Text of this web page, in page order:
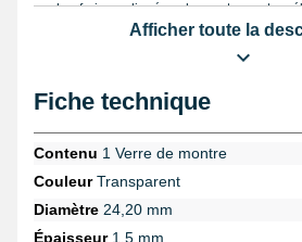
chanfrein appliqué sur le pourtour est un
essentiel qui facilite le montage et garantit
Pour un ajustement optimal, il est
précision, outil incontournable qui vous
mesures fiables avant toute manutention
du polissage, si vous souhaitez restaurer
minéral sans le remplacer, le recours à un
Afficher toute la
Fiche technique
Contenu 1 Verre de montre
CouleurTransparent
Diamètre 24,20 mm
Épaisseur1,5 mm